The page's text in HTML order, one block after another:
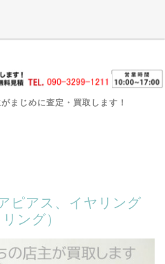
まじめに査定・買取します！
ピアス、イヤリング
ング）